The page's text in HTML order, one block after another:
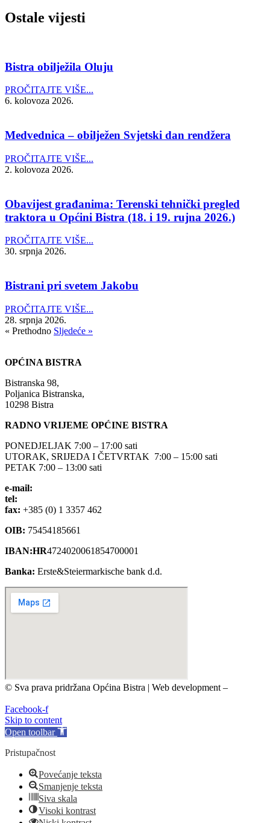
Ostale vijesti
Bistra obilježila Oluju
PROČITAJTE VIŠE...
6. kolovoza 2026.
Medvednica – obilježen Svjetski dan rendžera
PROČITAJTE VIŠE...
2. kolovoza 2026.
Obavijest građanima: Terenski tehnički pregled
traktora u Općini Bistra (18. i 19. rujna 2026.)
PROČITAJTE VIŠE...
30. srpnja 2026.
Bistrani pri svetem Jakobu
PROČITAJTE VIŠE...
28. srpnja 2026.
« Prethodno Sljedeće »
OPĆINA BISTRA
Bistranska 98,
Poljanica Bistranska,
10298 Bistra
RADNO VRIJEME OPĆINE BISTRA
PONEDJELJAK 7:00 – 17:00 sati
UTORAK, SRIJEDA I ČETVRTAK 7:00 – 15:00 sati
PETAK 7:00 – 13:00 sati
e-mail:
tel:
fax: +385 (0) 1 3357 462
OIB: 75454185661
IBAN:HR4724020061854700001
Banka: Erste&Steiermarkische bank d.d.
© Sva prava pridržana Općina Bistra | Web development –
Facebook-f
Skip to content
Open toolbar
Pristupačnost
Povećanje teksta
Smanjenje teksta
Siva skala
Visoki kontrast